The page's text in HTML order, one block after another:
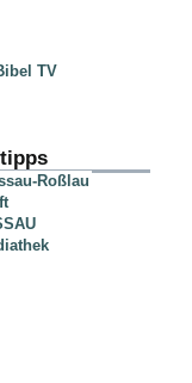
TV
Roßlau